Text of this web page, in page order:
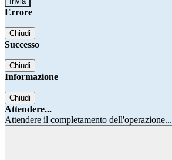
Errore
Chiudi
Successo
Chiudi
Informazione
Chiudi
Attendere...
Attendere il completamento dell'operazione...